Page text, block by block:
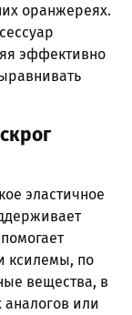
оранжереях.
эффективно
эластичное
ксилемы, по
вещества, в
аналогов или